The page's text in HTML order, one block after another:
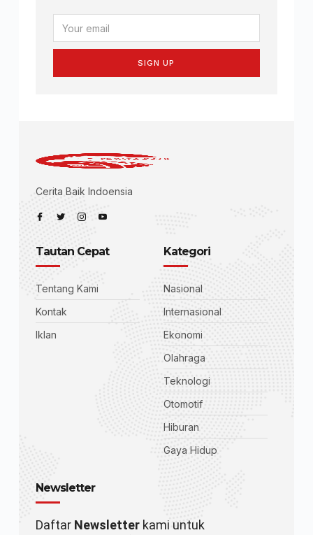
SIGN UP
Cerita Baik Indoensia
Tautan Cepat
Tentang Kami
Kontak
Iklan
Kategori
Nasional
Internasional
Ekonomi
Olahraga
Teknologi
Otomotif
Hiburan
Gaya Hidup
Newsletter
Daftar Newsletterkami untuk